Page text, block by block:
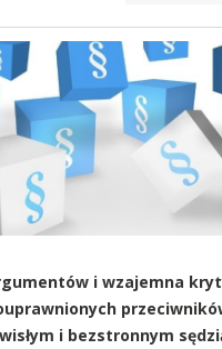
i wzajemna
i bezstronnym